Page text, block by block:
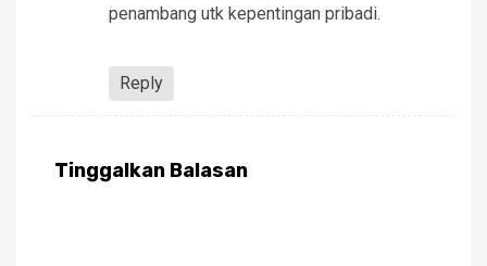
penambang utk kepentingan pribadi.
Reply
Tinggalkan Balasan